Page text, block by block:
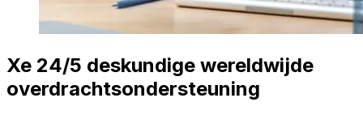
Xe 24/5 deskundige wereldwijde
overdrachtsondersteuning